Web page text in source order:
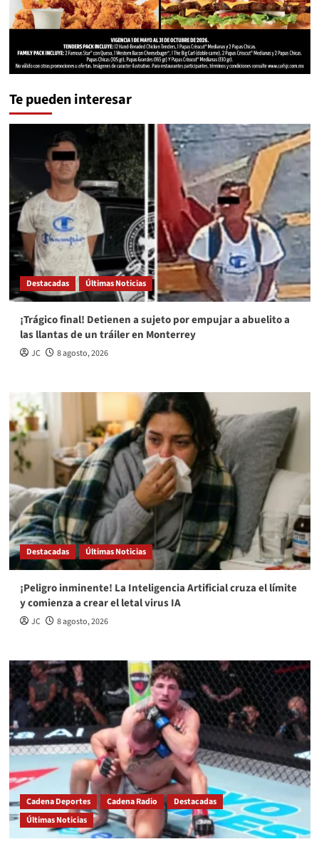
Te pueden interesar
Destacadas Últimas Noticias
¡Trágico final! Detienen a sujeto por empujar a abuelito a
las llantas de un tráiler en Monterrey
JC 8 agosto, 2026
Destacadas Últimas Noticias
¡Peligro inminente! La Inteligencia Artificial cruza el límite
y comienza a crear el letal virus IA
JC 8 agosto, 2026
Cadena Deportes Cadena Radio
Destacadas
Últimas Noticias